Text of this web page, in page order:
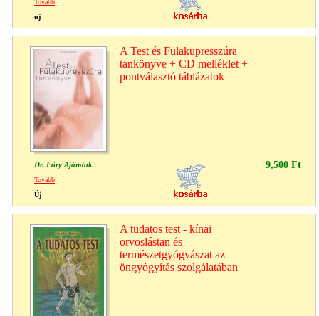
új
A Test és Fülakupresszúra
tankönyve + CD melléklet +
pontválasztó táblázatok
Dr. Eőry Ajándok 9,500 Ft
Tovább
Új
A tudatos test - kínai
orvoslástan és
természetgyógyászat az
öngyógyítás szolgálatában